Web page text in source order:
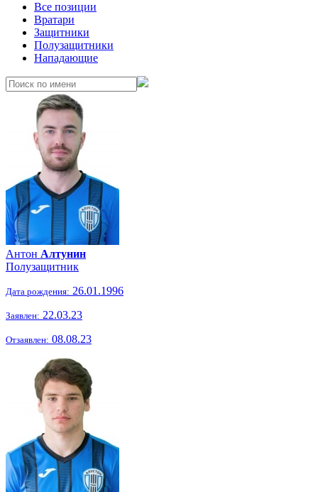
Все позиции
Вратари
Защитники
Полузащитники
Нападающие
Антон Алтунин
Полузащитник
Дата рождения: 26.01.1996
Заявлен: 22.03.23
Отзаявлен: 08.08.23